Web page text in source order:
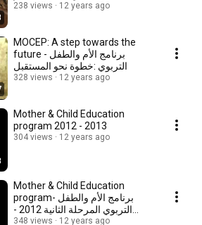
238 views 12 years ago
MOCEP: A step towards the
future - برنامج الأم والطفل
التربوي :خطوة نحو المستقبل
328 views 12 years ago
Mother & Child Education
program 2012 - 2013
304 views 12 years ago
Mother & Child Education
program- برنامج الأم والطفل
التربوي المرحلة الثانية 2012 -
2013
348 views 12 years ago